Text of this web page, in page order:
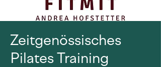
Zeitgenössisches
Pilates Training